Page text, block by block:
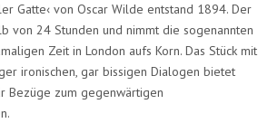
Gatte‹ von Oscar Wilde entstand 1894. Der
von 24 Stunden und nimmt die sogenannten
Zeit in London aufs Korn. Das Stück mit
ironischen, gar bissigen Dialogen bietet
Bezüge zum gegenwärtigen